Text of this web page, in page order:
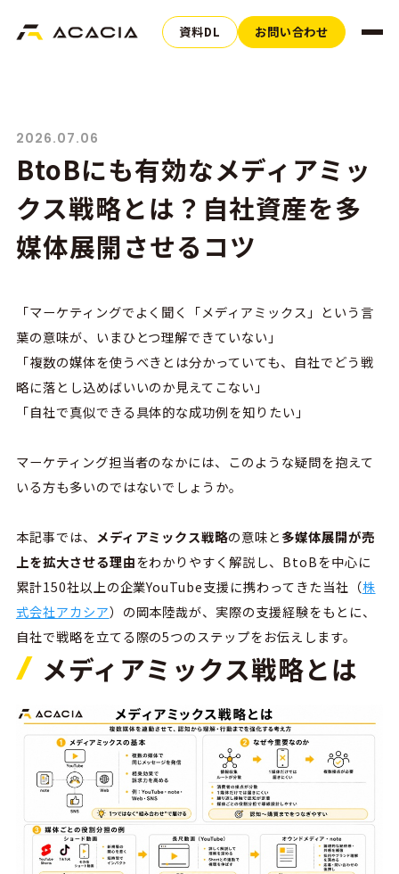
資料DL お問い合わせ
2026.07.06
BtoBにも有効なメディアミッ
クス戦略とは？自社資産を多
媒体展開させるコツ
「マーケティングでよく聞く「メディアミックス」という言
葉の意味が、いまひとつ理解できていない」
「複数の媒体を使うべきとは分かっていても、自社でどう戦
略に落とし込めばいいのか見えてこない」
「自社で真似できる具体的な成功例を知りたい」
マーケティング担当者のなかには、このような疑問を抱えて
いる方も多いのではないでしょうか。
本記事では、 メディアミックス戦略の意味と多媒体展開が売
上を拡大させる理由をわかりやすく解説し、BtoBを中心に
累計150社以上の企業YouTube支援に携わってきた当社（株
式会社アカシア）の岡本陸哉が、実際の支援経験をもとに、
自社で戦略を立てる際の5つのステップをお伝えします。
メディアミックス戦略とは